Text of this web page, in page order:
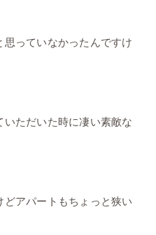
っていなかったんですけ
ただいた時に凄い素敵な
アパートもちょっと狭い